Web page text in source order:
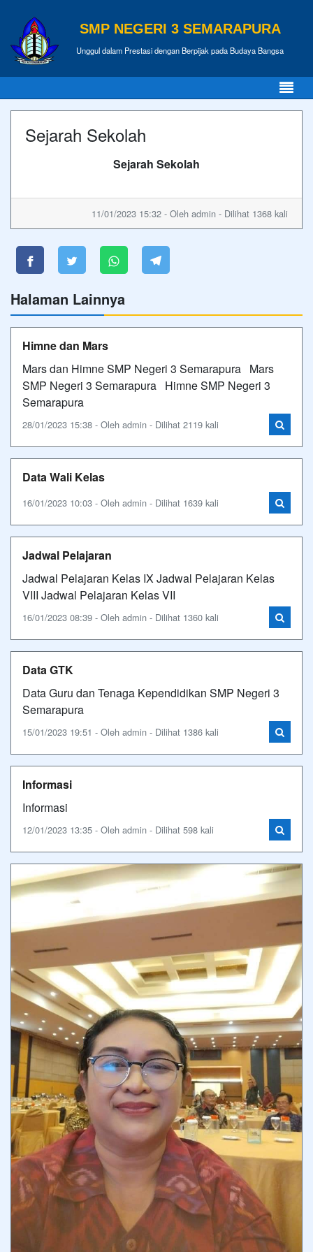
SMP NEGERI 3 SEMARAPURA
Unggul dalam Prestasi dengan Berpijak pada Budaya Bangsa
Sejarah Sekolah
Sejarah Sekolah
11/01/2023 15:32 - Oleh admin - Dilihat 1368 kali
Halaman Lainnya
Himne dan Mars
Mars dan Himne SMP Negeri 3 Semarapura Mars
SMP Negeri 3 Semarapura Himne SMP Negeri 3
Semarapura
28/01/2023 15:38 - Oleh admin - Dilihat 2119 kali
Data Wali Kelas
16/01/2023 10:03 - Oleh admin - Dilihat 1639 kali
Jadwal Pelajaran
Jadwal Pelajaran Kelas IX Jadwal Pelajaran Kelas
VIII Jadwal Pelajaran Kelas VII
16/01/2023 08:39 - Oleh admin - Dilihat 1360 kali
Data GTK
Data Guru dan Tenaga Kependidikan SMP Negeri 3
Semarapura
15/01/2023 19:51 - Oleh admin - Dilihat 1386 kali
Informasi
Informasi
12/01/2023 13:35 - Oleh admin - Dilihat 598 kali